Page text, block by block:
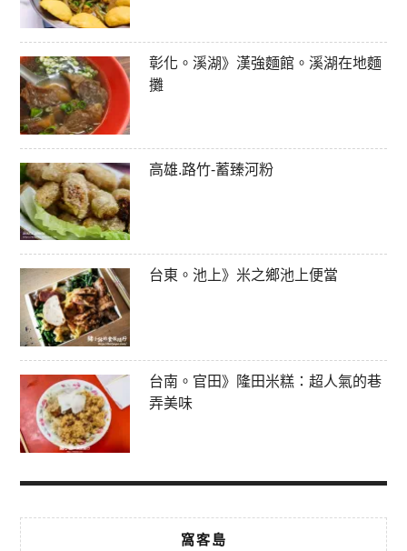
彰化。溪湖》漢強麵館。溪湖在地麵
攤
高雄.路竹-蓄臻河粉
台東。池上》米之鄉池上便當
台南。官田》隆田米糕：超人氣的巷
弄美味
窩客島